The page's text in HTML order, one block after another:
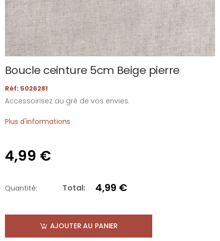
Boucle ceinture 5cm Beige pierre
Réf: 5026281
Accessoirisez au gré de vos envies.
Plus d'informations
4,99 €
Quantité: Total: 4,99 €
AJOUTER AU PANIER